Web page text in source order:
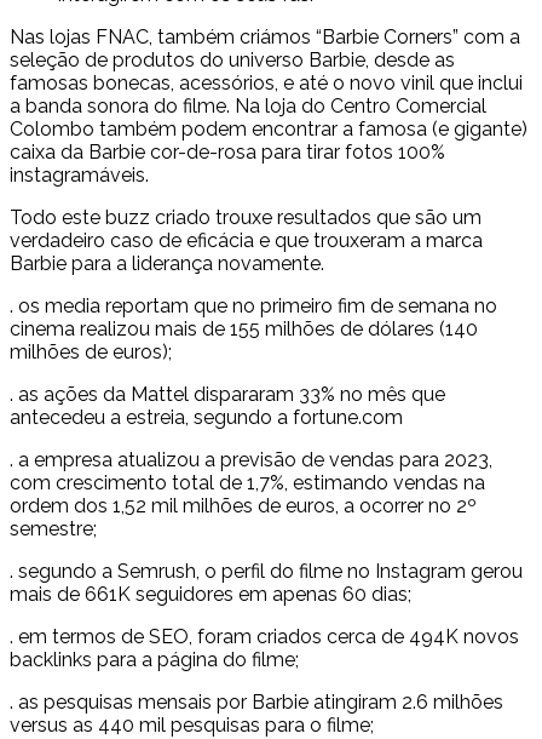
Nas lojas FNAC, também criámos “Barbie Corners” com a
seleção de produtos do universo Barbie, desde as
famosas bonecas, acessórios, e até o novo vinil que inclui
a banda sonora do filme. Na loja do Centro Comercial
Colombo também podem encontrar a famosa (e gigante)
caixa da Barbie cor-de-rosa para tirar fotos 100%
instagramáveis.
Todo este buzz criado trouxe resultados que são um
verdadeiro caso de eficácia e que trouxeram a marca
Barbie para a liderança novamente.
. os media reportam que no primeiro fim de semana no
cinema realizou mais de 155 milhões de dólares (140
milhões de euros);
. as ações da Mattel dispararam 33% no mês que
antecedeu a estreia, segundo a fortune.com
. a empresa atualizou a previsão de vendas para 2023,
com crescimento total de 1,7%, estimando vendas na
ordem dos 1,52 mil milhões de euros, a ocorrer no 2º
semestre;
. segundo a Semrush, o perfil do filme no Instagram gerou
mais de 661K seguidores em apenas 60 dias;
. em termos de SEO, foram criados cerca de 494K novos
backlinks para a página do filme;
. as pesquisas mensais por Barbie atingiram 2.6 milhões
versus as 440 mil pesquisas para o filme;